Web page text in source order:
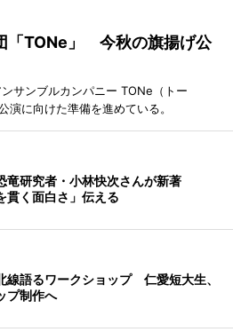
「TONe」 今秋の旗揚げ公
サンブルカンパニー TONe（トー
演に向けた準備を進めている。
竜研究者・小林快次さんが新著
貫く面白さ」伝える
線語るワークショップ 仁愛短大生、
プ制作へ